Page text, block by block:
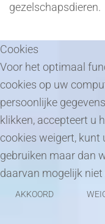
gezelschapsdieren.
Cookies
Voor het optimaal
cookies op uw
persoonlijke
klikken, accepteert u
cookies weigert, kunt
gebruiken maar dan
daarvan mogelijk
AKKOORD